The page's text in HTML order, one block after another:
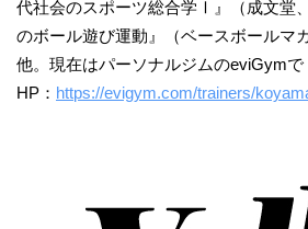
代社会のスポーツ総合学Ⅰ』（成文堂
のボール遊び運動』（ベースボールマ
他。現在はパーソナルジムのeviGymで
HP： https://evigym.com/trainers/